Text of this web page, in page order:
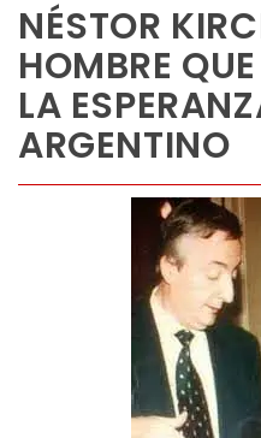
NÉSTOR
HOMBRE
LA
ARGENTINO